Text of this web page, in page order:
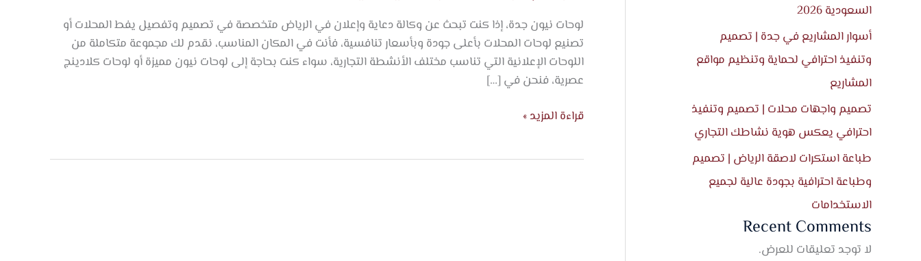
السعودية 2026
أسوار المشاريع في جدة | تصميم
وتنفيذ احترافي لحماية وتنظيم مواقع
المشاريع
تصميم واجهات محلات | تصميم وتنفيذ
احترافي يعكس هوية نشاطك التجاري
طباعة استكرات لاصقة الرياض | تصميم
وطباعة احترافية بجودة عالية لجميع
الاستخدامات
Recent Comments
لا توجد تعليقات للعرض.
لوحات نيون جدة، إذا كنت تبحث عن وكالة دعاية وإعلان في الرياض متخصصة في تصميم وتفصيل يفط المحلات أو
تصنيع لوحات المحلات بأعلى جودة وبأسعار تنافسية، فأنت في المكان المناسب، نقدم لك مجموعة متكاملة من
اللوحات الإعلانية التي تناسب مختلف الأنشطة التجارية، سواء كنت بحاجة إلى لوحات نيون مميزة أو لوحات كلادينج
عصرية، فنحن في […]
الفخامة
قراءة المزيد »